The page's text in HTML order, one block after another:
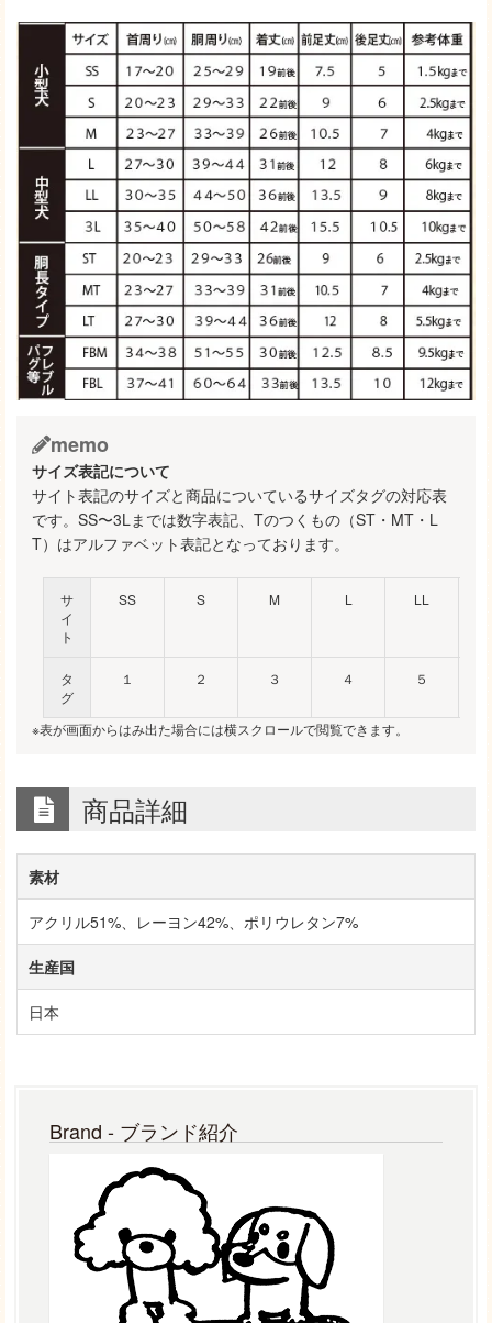
memo
サイズ表記について
サイト表記のサイズと商品についているサイズタグの対応表
です。SS〜3Lまでは数字表記、Tのつくもの（ST・MT・L
T）はアルファベット表記となっております。
サ
イ
ト
SS S M L LL
タ
グ
１ ２ ３ ４ ５
※表が画面からはみ出た場合には横スクロールで閲覧できます。
商品詳細
素材
アクリル51%、レーヨン42%、ポリウレタン7%
生産国
日本
Brand - ブランド紹介